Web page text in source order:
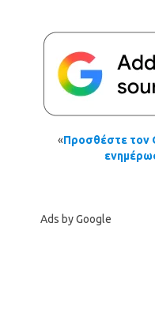
«Προσθέστε τον
Ads by Google